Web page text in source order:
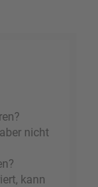
nicht
kann